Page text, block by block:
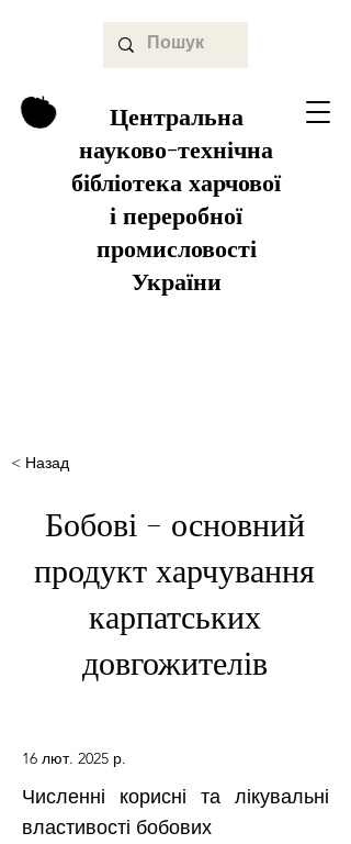
Центральна
науково-технічна
бібліотека харчової
і переробної
промисловості
України
< Назад
Бобові - основний
продукт харчування
карпатських
довгожителів
16 лют. 2025 р.
Численні корисні та лікувальні
властивості бобових